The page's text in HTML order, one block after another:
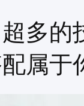
多的
配属